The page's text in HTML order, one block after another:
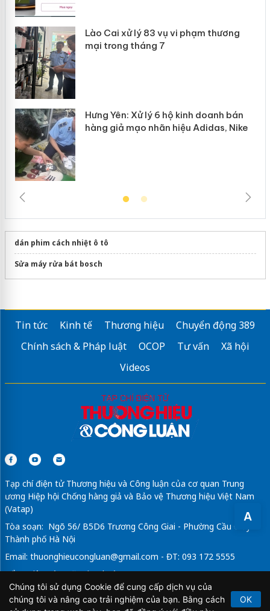
A
Lào Cai xử lý 83 vụ vi phạm thương
mại trong tháng 7
Hưng Yên: Xử lý 6 hộ kinh doanh bán
hàng giả mạo nhãn hiệu Adidas, Nike
dán phim cách nhiệt ô tô
Sửa máy rửa bát bosch
Tin tức Kinh tế Thương hiệu
Chuyển động 389
Chính sách & Pháp luật
OCOP Tư vấn
Xã hội
Videos
Tạp chí điện tử Thương hiệu và Công luận của cơ quan Trung
ương Hiệp hội Chống hàng giả và Bảo vệ Thương hiệu Việt Nam
(Vatap)
Tòa soạn: Ngõ 56/ B5D6 Trương Công Giai - Phường Cầu Giấy -
Thành phố Hà Nội
Email: thuonghieucongluan@gmail.com - ĐT: 093 172 5555
Tổng Biên Tập: Vũ Đức Thuận
Giấy phép hoạt động báo chí điện tử số 64/GP-BTTTT do Bộ
Thông tin và Truyền thông cấp ngày 21/2/2020.
Chúng tôi sử dụng Cookie để cung cấp dịch vụ của
chúng tôi và nâng cao trải nghiệm của bạn. Bằng cách
OK